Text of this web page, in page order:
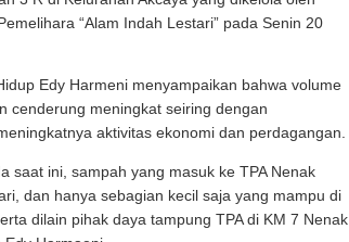
“Alam Indah Lestari” pada Senin 20
Edy Harmeni menyampaikan bahwa volume
cenderung meningkat seiring dengan
aktivitas ekonomi dan perdagangan.
saat ini, sampah yang masuk ke TPA Nenak
dan hanya sebagian kecil saja yang mampu di
dilain pihak daya tampung TPA di KM 7 Nenak